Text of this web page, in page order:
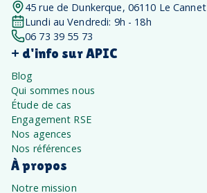
45 rue de Dunkerque, 06110 Le Cannet
Lundi au Vendredi: 9h - 18h
06 73 39 55 73
+ d'info sur APIC
Blog
Qui sommes nous
Étude de cas
Engagement RSE
Nos agences
Nos références
À propos
Notre mission